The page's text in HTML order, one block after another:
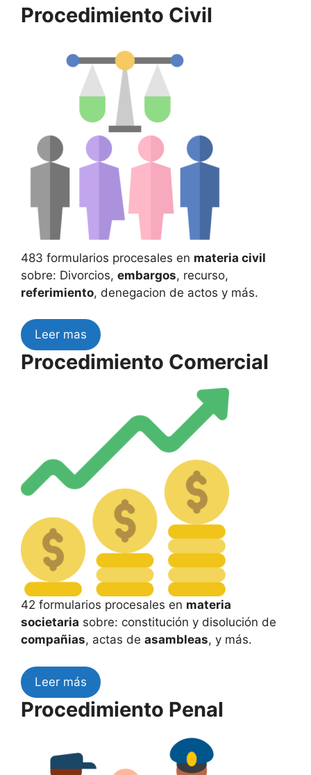
Procedimiento Civil
483 formularios procesales en materia civil
sobre: Divorcios, embargos, recurso,
referimiento, denegacion de actos y más.
Leer mas
Procedimiento Comercial
42 formularios procesales en materia
societaria sobre: constitución y disolución de
compañias, actas de asambleas, y más.
Leer más
Procedimiento Penal